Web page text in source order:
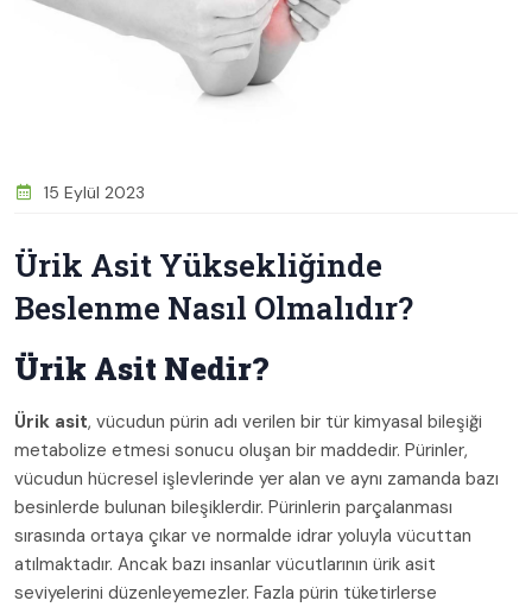
15 Eylül 2023
Ürik Asit Yüksekliğinde
Beslenme Nasıl Olmalıdır?
Ürik Asit Nedir?
Ürik asit, vücudun pürin adı verilen bir tür kimyasal bileşiği
metabolize etmesi sonucu oluşan bir maddedir. Pürinler,
vücudun hücresel işlevlerinde yer alan ve aynı zamanda bazı
besinlerde bulunan bileşiklerdir. Pürinlerin parçalanması
sırasında ortaya çıkar ve normalde idrar yoluyla vücuttan
atılmaktadır. Ancak bazı insanlar vücutlarının ürik asit
seviyelerini düzenleyemezler. Fazla pürin tüketirlerse